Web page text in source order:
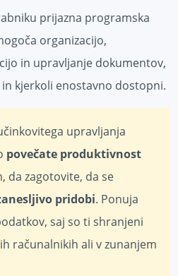
prijazna programska
organizacijo,
in upravljanje dokumentov,
kjerkoli enostavno dostopni.
upravljanja
povečate produktivnost
da zagotovite, da se
pridobi. Ponuja
saj so ti shranjeni
računalnikih ali v zunanjem